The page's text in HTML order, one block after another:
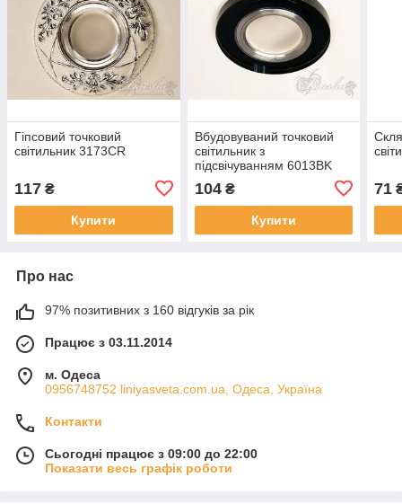
Гіпсовий точковий
світильник 3173CR
117 ₴
Купити
Вбудовуваний точковий
світильник з
підсвічуванням 6013BK
104₴
Купити
71
Про нас
97% позитивних з 160 відгуків за рік
Працює з 03.11.2014
м. Одеса
0956748752 liniyasveta.com.ua, Одеса, Україна
Контакти
Сьогодні працює з 09:00 до 22:00
Показати весь графік роботи